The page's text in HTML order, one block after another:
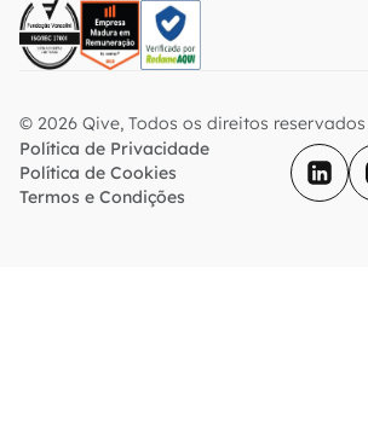
© 2026 Qive, Todos os direitos reservados
Política de Privacidade
Política de Cookies
Termos e Condições